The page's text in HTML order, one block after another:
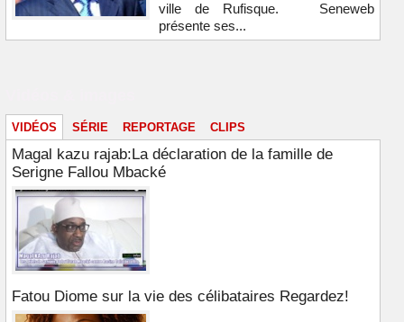
ville de Rufisque. Seneweb
présente ses...
VIDÉOS SÉRIE REPORTAGE CLIPS
Magal kazu rajab:La déclaration de la famille de
Serigne Fallou Mbacké
Fatou Diome sur la vie des célibataires Regardez!